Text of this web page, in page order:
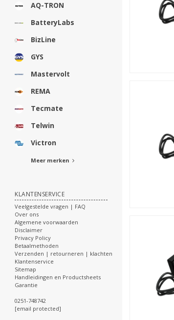
AQ-TRON
BatteryLabs
BizLine
GYS
Mastervolt
REMA
Tecmate
Telwin
Victron
Meer merken
KLANTENSERVICE
Veelgestelde vragen | FAQ
Over ons
Algemene voorwaarden
Disclaimer
Privacy Policy
Betaalmethoden
Verzenden | retourneren | klachten
Klantenservice
Sitemap
Handleidingen en Productsheets
Garantie
0251-748742
[email protected]